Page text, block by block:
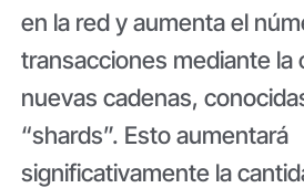
en la red y aumenta el
transacciones mediante la
nuevas cadenas,
“shards”. Esto aumentará
significativamente la